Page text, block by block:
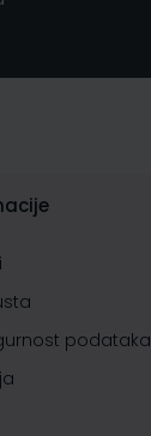
podataka